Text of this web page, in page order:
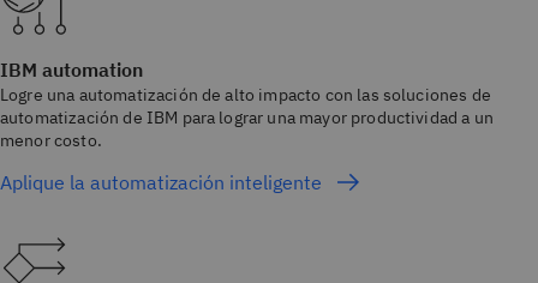
IBM automation
Logre una automatización de alto impacto con las soluciones de
automatización de IBM para lograr una mayor productividad a un
menor costo.
Aplique la automatización inteligente